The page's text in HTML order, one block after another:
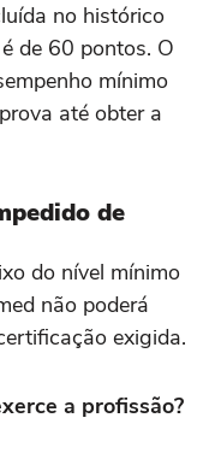
no histórico
de 60 pontos. O
mínimo
até obter a
de
do nível mínimo
não poderá
exigida.
a profissão?